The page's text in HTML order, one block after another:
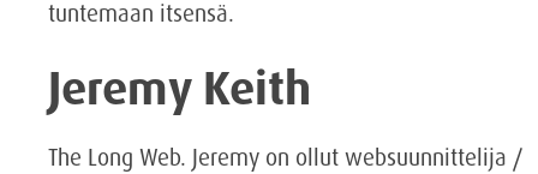
tuntemaan itsensä.
Jeremy Keith
The Long Web. Jeremy on ollut websuunnittelija /